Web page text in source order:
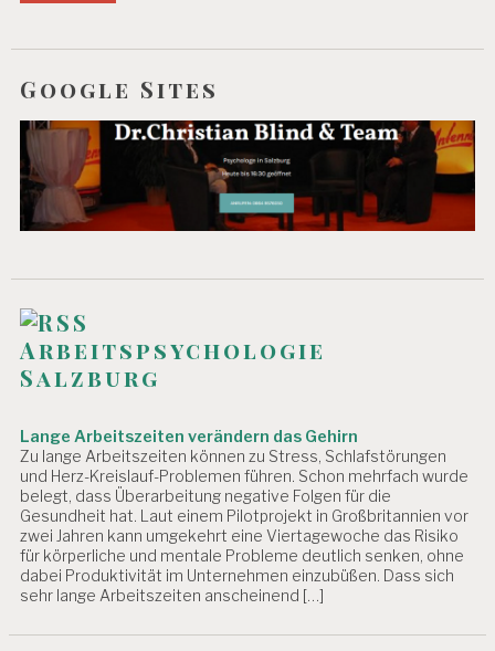
Google Sites
Arbeitspsychologie
Salzburg
Lange Arbeitszeiten verändern das Gehirn
Zu lange Arbeitszeiten können zu Stress, Schlafstörungen
und Herz-Kreislauf-Problemen führen. Schon mehrfach wurde
belegt, dass Überarbeitung negative Folgen für die
Gesundheit hat. Laut einem Pilotprojekt in Großbritannien vor
zwei Jahren kann umgekehrt eine Viertagewoche das Risiko
für körperliche und mentale Probleme deutlich senken, ohne
dabei Produktivität im Unternehmen einzubüßen. Dass sich
sehr lange Arbeitszeiten anscheinend […]